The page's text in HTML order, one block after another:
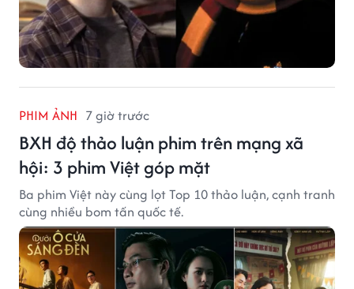
PHIM ẢNH 7 giờ trước
BXH độ thảo luận phim trên mạng xã
hội: 3 phim Việt góp mặt
Ba phim Việt này cùng lọt Top 10 thảo luận, cạnh tranh
cùng nhiều bom tấn quốc tế.